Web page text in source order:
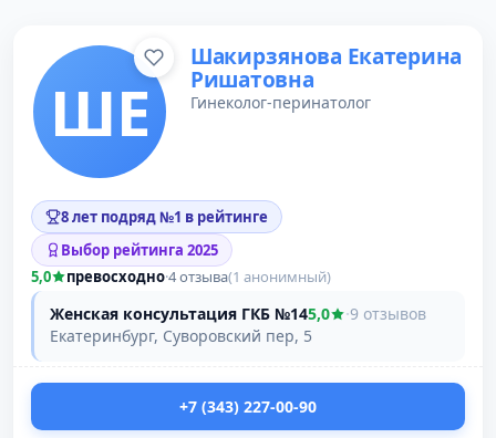
ШЕ
Шакирзянова Екатерина
Ришатовна
Гинеколог-перинатолог
8 лет подряд №1 в рейтинге
Выбор рейтинга 2025
5,0
превосходно·4 отзыва(1 анонимный)
Женская консультация ГКБ №145,0 ·9 отзывов
Екатеринбург, Суворовский пер, 5
+7 (343) 227-00-90